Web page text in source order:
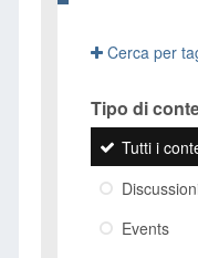
Cerca per
Tipo di
Tutti i
Events